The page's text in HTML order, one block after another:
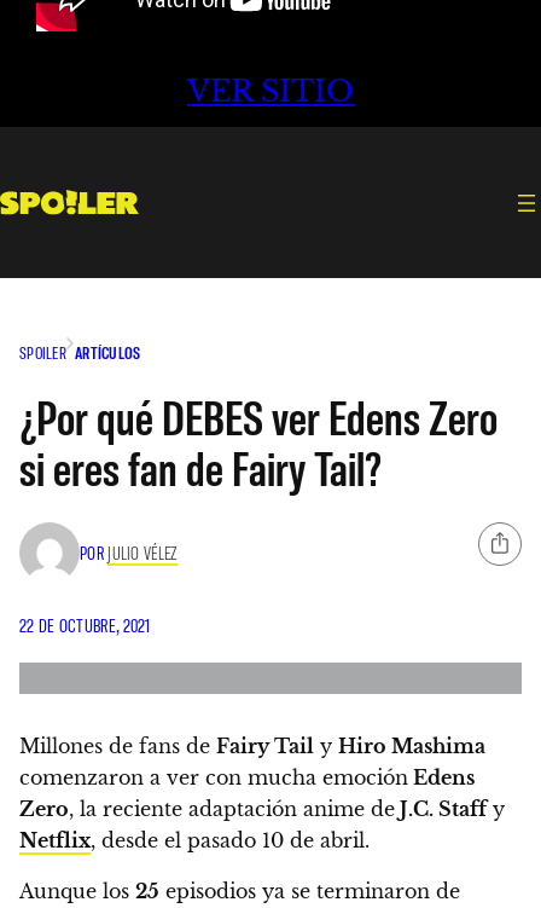
VER SITIO
SPOILER ARTÍCULOS
¿Por qué DEBES ver Edens Zero
si eres fan de Fairy Tail?
POR JULIO VÉLEZ
22 DE OCTUBRE, 2021
Millones de fans de Fairy Tail y Hiro Mashima
comenzaron a ver con mucha emoción Edens
Zero, la reciente adaptación anime de J.C. Staffy
Netflix, desde el pasado 10 de abril.
Aunque los 25 episodios ya se terminaron de